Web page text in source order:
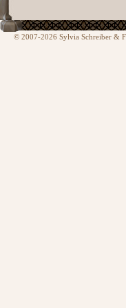
© 2007-2026 Sylvia Schreiber &